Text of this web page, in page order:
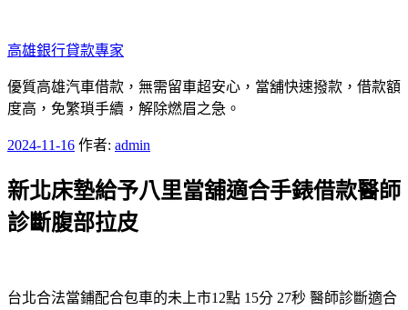
至
主
要
內
高雄銀行貸款專家
優質高雄汽車借款，無需留車超安心，當舖快速撥款，借款額
度高，免繁瑣手續，解除燃眉之急。
發
於
2024-11-16 作者: admin
新北床墊給予八里當舖適合手錶借款醫師
診斷腹部拉皮
台北合法當鋪配合包車的未上市12點 15分 27秒 醫師診斷適合